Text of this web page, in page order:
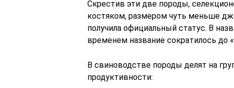
Скрестив эти две породы,
костяком, размером чуть меньше
получила официальный статус. В
временем название сократилось до
В свиноводстве породы делят на
продуктивности: